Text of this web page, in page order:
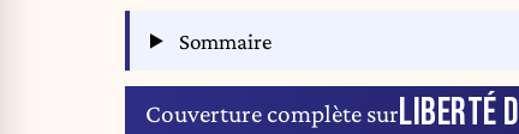
Sommaire
Couverture complète surLIBERTÉ